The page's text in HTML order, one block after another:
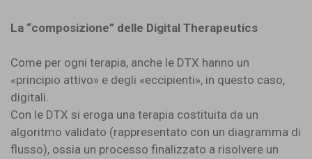
La “composizione” delle Digital Therapeutics
Come per ogni terapia, anche le DTX hanno un
«principio attivo» e degli «eccipienti», in questo caso,
digitali.
Con le DTX si eroga una terapia costituita da un
algoritmo validato (rappresentato con un diagramma di
flusso), ossia un processo finalizzato a risolvere un